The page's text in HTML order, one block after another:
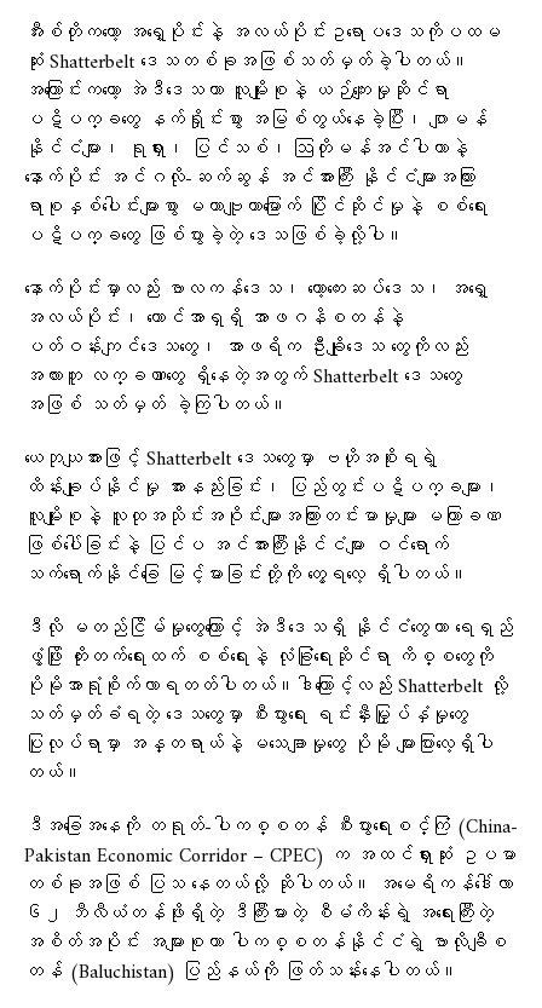
အီးစ်တိုကတော့ အရှေ့ပိုင်းနဲ့ အလယ်ပိုင်းဥရောပဒေသကိုပထမ
ဆုံး Shatterbelt ဒေသတစ်ခုအဖြစ်သတ်မှတ်ခဲ့ပါတယ်။
အကြောင်းကတော့ အဲဒီဒေသဟာ လူမျိုးစုနဲ့ ယဉ်ကျေးမှုဆိုင်ရာ
ပဋိပက္ခတွေ နက်ရှိုင်းစွာ အမြစ်တွယ်နေခဲ့ပြီး၊ ဂျာမန်
နိုင်ငံများ၊ ရုရှား၊ ပြင်သစ်၊ ဩတိုမန်အင်ပါယာနဲ့
နောက်ပိုင်း အင်ဂလို-ဆက်ဆွန် အင်အားကြီး နိုင်ငံများအကြား
ရာစုနှစ်ပေါင်းများစွာ မဟာဗျူဟာမြောက် ပြိုင်ဆိုင်မှုနဲ့ စစ်ရေး
ပဋိပက္ခတွေ ဖြစ်ပွားခဲ့တဲ့ ဒေသဖြစ်ခဲ့လို့ပါ။
နောက်ပိုင်းမှာလည်း ဗာလကန်ဒေသ၊ ကော့ကေးဆပ်ဒေသ၊ အရှေ့
အလယ်ပိုင်း၊ တောင်အာရှရှိ အာဖဂနိစတန်နဲ့
ပတ်ဝန်းကျင်ဒေသတွေ၊ အာဖရိက ဦးချိုဒေသ တွေကိုလည်း
အလားတူ လက္ခဏာတွေ ရှိနေတဲ့အတွက် Shatterbelt ဒေသတွေ
အဖြစ် သတ်မှတ် ခဲ့ကြပါတယ်။
ယေဘုယျအားဖြင့် Shatterbelt ဒေသတွေမှာ ဗဟိုအစိုးရရဲ့
ထိန်းချုပ်နိုင်မှု အားနည်းခြင်း၊ ပြည်တွင်းပဋိပက္ခများ၊
လူမျိုးစုနဲ့ လူထုအသိုင်းအဝိုင်းများအကြားတင်းမာမှုများ မကြာခဏ
ဖြစ်ပေါ်ခြင်းနဲ့ ပြင်ပ အင်အားကြီးနိုင်ငံများ ဝင်ရောက်
သက်ရောက်နိုင်ခြေ မြင့်မားခြင်းတို့ကို တွေ့ရလေ့ ရှိပါတယ်။
ဒီလို မတည်ငြိမ်မှုတွေကြောင့် အဲဒီဒေသရှိ နိုင်ငံတွေဟာ ရေရှည်
ဖွံ့ဖြိုး တိုးတက်ရေးထက် စစ်ရေးနဲ့ လုံခြုံရေးဆိုင်ရာ ကိစ္စတွေကို
ပိုမိုအာရုံစိုက်လာရတတ်ပါတယ်။ဒါကြောင့်လည်း Shatterbelt လို့
သတ်မှတ်ခံရတဲ့ ဒေသတွေမှာ စီးပွားရေး ရင်းနှီးမြှုပ်နှံမှုတွေ
ပြုလုပ်ရာမှာ အန္တရာယ်နဲ့ မသေချာမှုတွေ ပိုမို များပြားလေ့ရှိပါ
တယ်။
ဒီအခြေအနေကို တရုတ်-ပါကစ္စတန် စီးပွားရေးစင်္ကြံ (China-
Pakistan Economic Corridor – CPEC) က အထင်ရှားဆုံး ဥပမာ
တစ်ခုအဖြစ် ပြသ နေတယ်လို့ ဆိုပါတယ်။ အမေရိကန်ဒေါ်လာ
၆၂ ဘီလီယံတန်ဖိုးရှိတဲ့ ဒီကြီးမားတဲ့ စီမံကိန်းရဲ့ အရေးကြီးတဲ့
အစိတ်အပိုင်း အများစုဟာ ပါကစ္စတန်နိုင်ငံရဲ့ ဗာလိုချီစ
တန် (Baluchistan) ပြည်နယ်ကို ဖြတ်သန်းနေပါတယ်။